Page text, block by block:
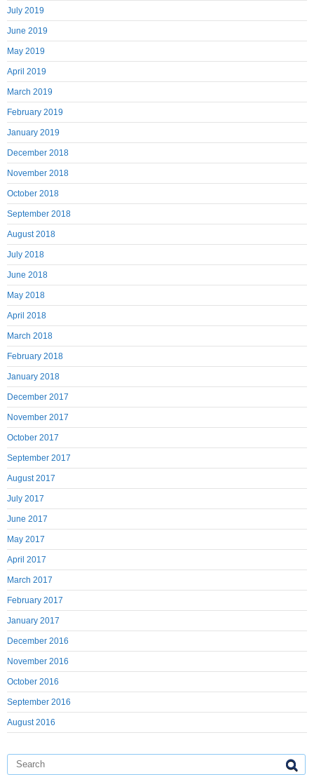
July 2019
June 2019
May 2019
April 2019
March 2019
February 2019
January 2019
December 2018
November 2018
October 2018
September 2018
August 2018
July 2018
June 2018
May 2018
April 2018
March 2018
February 2018
January 2018
December 2017
November 2017
October 2017
September 2017
August 2017
July 2017
June 2017
May 2017
April 2017
March 2017
February 2017
January 2017
December 2016
November 2016
October 2016
September 2016
August 2016